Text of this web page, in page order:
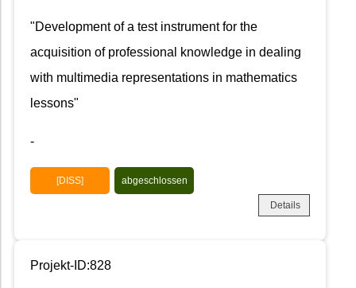
"Development of a test instrument for the
acquisition of professional knowledge in dealing
with multimedia representations in mathematics
lessons"
-
[DISS] abgeschlossen
Details
Projekt-ID:828